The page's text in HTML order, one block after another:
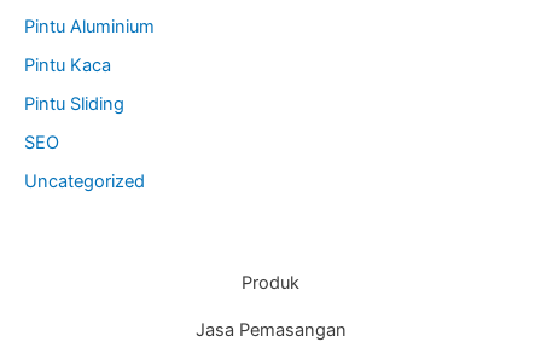
Pintu Aluminium
Pintu Kaca
Pintu Sliding
SEO
Uncategorized
Produk
Jasa Pemasangan